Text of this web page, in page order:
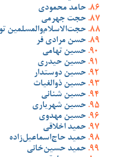
حامد محمودی
حجت جهرمی
حجت‌الاسلام‌والمسلمین
حسن مرادی فر
حسین تهامی
حسین حیدری
حسین دوستدار
حسین ذوالغیاث
حسین شنانی
حسین شهریاری
حسین مهدوی
حمید اخلاقی
حمید حاج‌اسماعیل‌زاده
حمید حسین‌خانی